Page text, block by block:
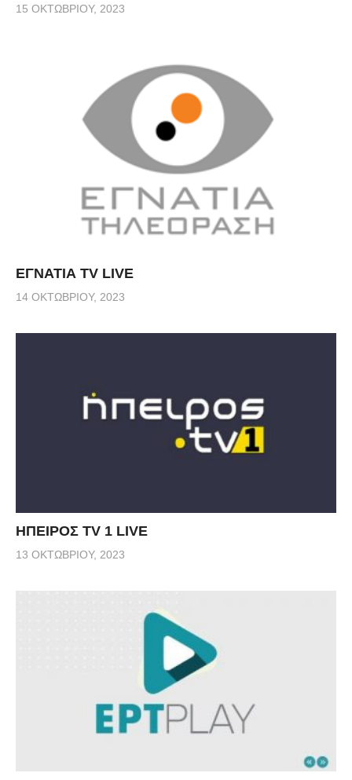
15 ΟΚΤΩΒΡΊΟΥ, 2023
ΕΓΝΑΤΙΑ TV LIVE
14 ΟΚΤΩΒΡΊΟΥ, 2023
ΗΠΕΙΡΟΣ TV 1 LIVE
13 ΟΚΤΩΒΡΊΟΥ, 2023